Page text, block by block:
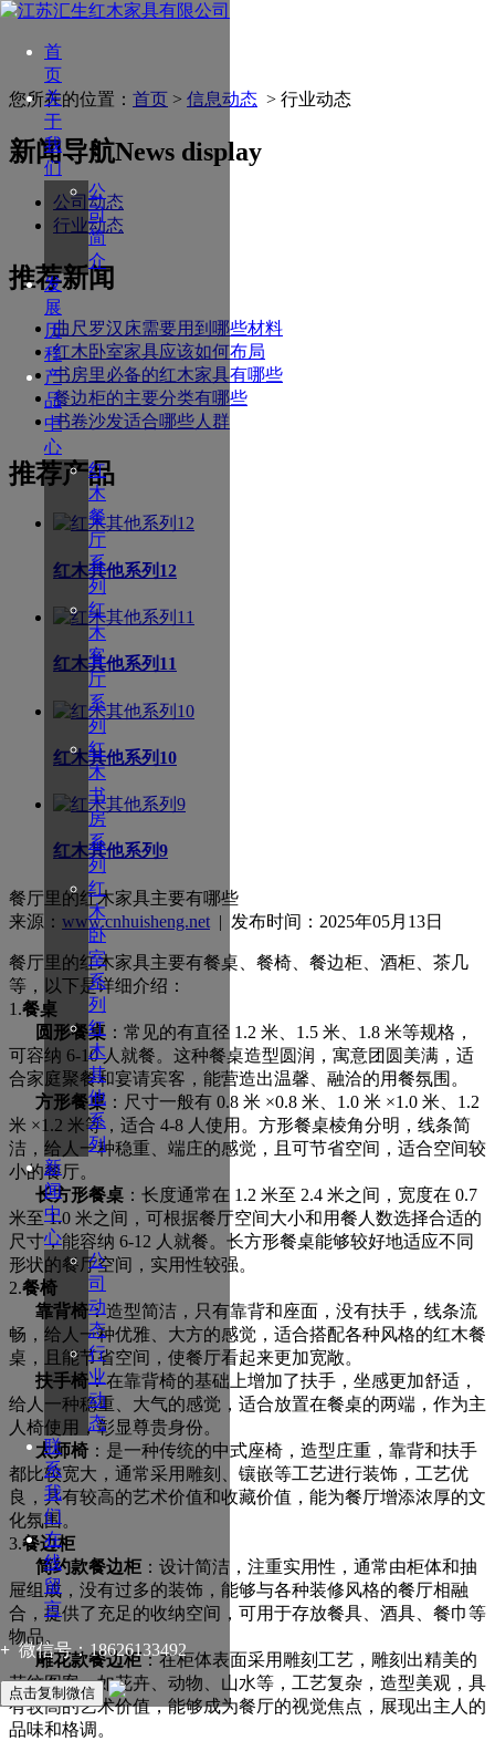
首
页
关
于
我
们
公
司
简
介
发
展
历
程
产
品
中
心
红
木
餐
厅
系
列
红
木
客
厅
系
列
红
木
书
房
系
列
红
木
卧
室
系
列
红
木
其
他
系
列
新
闻
中
心
公
司
动
态
行
业
动
态
联
系
我
们
在
线
留
言
+ 微信号： 18626133492
点击复制微信
您所在的位置： 首页 > 信息动态 > 行业动态
新闻导航News display
公司动态
行业动态
推荐新闻
曲尺罗汉床需要用到哪些材料
红木卧室家具应该如何布局
书房里必备的红木家具有哪些
餐边柜的主要分类有哪些
书卷沙发适合哪些人群
推荐产品
红木其他系列12
红木其他系列11
红木其他系列10
红木其他系列9
餐厅里的红木家具主要有哪些
来源： www.cnhuisheng.net | 发布时间：2025年05月13日
餐厅里的红木家具主要有餐桌、餐椅、餐边柜、酒柜、茶几
等，以下是详细介绍：
1.餐桌
圆形餐桌 ：常见的有直径 1.2 米、1.5 米、1.8 米等规格，
可容纳 6-10 人就餐。这种餐桌造型圆润，寓意团圆美满，适
合家庭聚餐和宴请宾客，能营造出温馨、融洽的用餐氛围。
方形餐桌 ：尺寸一般有 0.8 米 ×0.8 米、1.0 米 ×1.0 米、1.2
米 ×1.2 米等，适合 4-8 人使用。方形餐桌棱角分明，线条简
洁，给人一种稳重、端庄的感觉，且可节省空间，适合空间较
小的餐厅。
长方形餐桌 ：长度通常在 1.2 米至 2.4 米之间，宽度在 0.7
米至 1.0 米之间，可根据餐厅空间大小和用餐人数选择合适的
尺寸，能容纳 6-12 人就餐。长方形餐桌能够较好地适应不同
形状的餐厅空间，实用性较强。
2.餐椅
靠背椅：造型简洁，只有靠背和座面，没有扶手，线条流
畅，给人一种优雅、大方的感觉，适合搭配各种风格的红木餐
桌，且能节省空间，使餐厅看起来更加宽敞。
扶手椅：在靠背椅的基础上增加了扶手，坐感更加舒适，
给人一种稳重、大气的感觉，适合放置在餐桌的两端，作为主
人椅使用，彰显尊贵身份。
太师椅 ：是一种传统的中式座椅，造型庄重，靠背和扶手
都比较宽大，通常采用雕刻、镶嵌等工艺进行装饰，工艺优
良，具有较高的艺术价值和收藏价值，能为餐厅增添浓厚的文
化氛围。
3.餐边柜
简约款餐边柜 ：设计简洁，注重实用性，通常由柜体和抽
屉组成，没有过多的装饰，能够与各种装修风格的餐厅相融
合，提供了充足的收纳空间，可用于存放餐具、酒具、餐巾等
物品。
雕花款餐边柜：在柜体表面采用雕刻工艺，雕刻出精美的
花纹图案，如花卉、动物、山水等，工艺复杂，造型美观，具
有较高的艺术价值，能够成为餐厅的视觉焦点，展现出主人的
品味和格调。